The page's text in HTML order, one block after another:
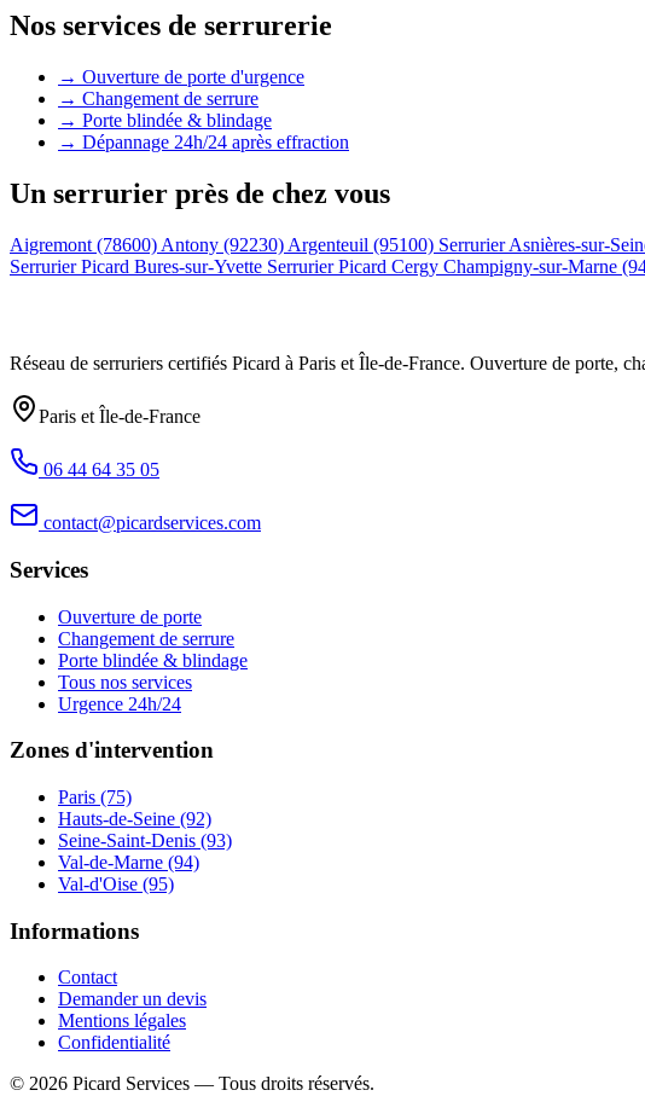
Nos services de serrurerie
→ Ouverture de porte d'urgence
→ Changement de serrure
→ Porte blindée & blindage
→ Dépannage 24h/24 après effraction
Un serrurier près de chez vous
Aigremont (78600) Antony (92230) Argenteuil (95100) Serrurier Asnières-sur-
Serrurier Picard Bures-sur-Yvette Serrurier Picard Cergy Champigny-sur-Marne
Réseau de serruriers certifiés Picard à Paris et Île-de-France. Ouverture de porte,
Paris et Île-de-France
06 44 64 35 05
contact@picardservices.com
Services
Ouverture de porte
Changement de serrure
Porte blindée & blindage
Tous nos services
Urgence 24h/24
Zones d'intervention
Paris (75)
Hauts-de-Seine (92)
Seine-Saint-Denis (93)
Val-de-Marne (94)
Val-d'Oise (95)
Informations
Contact
Demander un devis
Mentions légales
Confidentialité
© 2026 Picard Services — Tous droits réservés.